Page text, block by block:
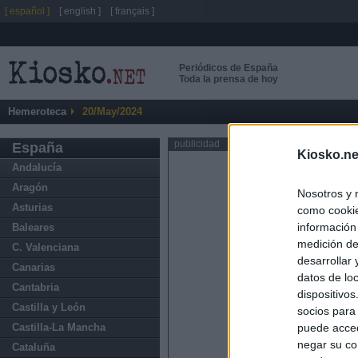
Nosotros y
como
medición
desarrollar
datos de
socios
puede
negar su
Periódicos de España
Toda la prensa de hoy
Hemeroteca 20/May/2024
España
Andalucía
Aragón
Asturias
Baleares
C. Valenciana
Canarias
Cantabria
Castilla y León
Castilla-La Mancha
Cataluña
publicidad
[ español ] [ english ] [ français ]